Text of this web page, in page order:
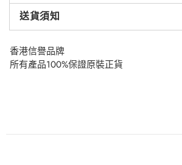
送貨須知
香港信譽品牌
所有產品100%保證原裝正貨